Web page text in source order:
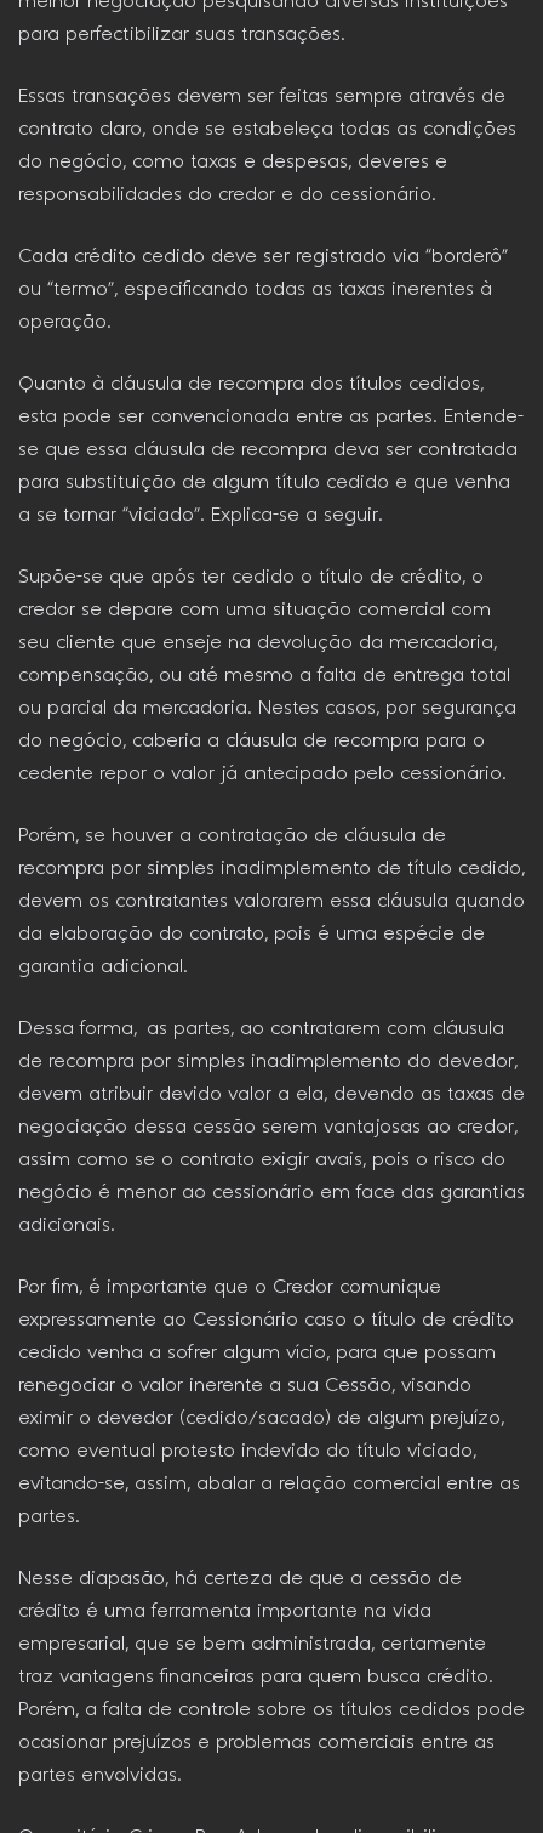
para perfectibilizar suas transações.
Essas transações devem ser feitas sempre através de
contrato claro, onde se estabeleça todas as condições
do negócio, como taxas e despesas, deveres e
responsabilidades do credor e do cessionário.
Cada crédito cedido deve ser registrado via “borderô”
ou “termo”, especificando todas as taxas inerentes à
operação.
Quanto à cláusula de recompra dos títulos cedidos,
esta pode ser convencionada entre as partes. Entende-
se que essa cláusula de recompra deva ser contratada
para substituição de algum título cedido e que venha
a se tornar “viciado”. Explica-se a seguir.
Supõe-se que após ter cedido o título de crédito, o
credor se depare com uma situação comercial com
seu cliente que enseje na devolução da mercadoria,
compensação, ou até mesmo a falta de entrega total
ou parcial da mercadoria. Nestes casos, por segurança
do negócio, caberia a cláusula de recompra para o
cedente repor o valor já antecipado pelo cessionário.
Porém, se houver a contratação de cláusula de
recompra por simples inadimplemento de título cedido,
devem os contratantes valorarem essa cláusula quando
da elaboração do contrato, pois é uma espécie de
garantia adicional.
Dessa forma, as partes, ao contratarem com cláusula
de recompra por simples inadimplemento do devedor,
devem atribuir devido valor a ela, devendo as taxas de
negociação dessa cessão serem vantajosas ao credor,
assim como se o contrato exigir avais, pois o risco do
negócio é menor ao cessionário em face das garantias
adicionais.
Por fim, é importante que o Credor comunique
expressamente ao Cessionário caso o título de crédito
cedido venha a sofrer algum vício, para que possam
renegociar o valor inerente a sua Cessão, visando
eximir o devedor (cedido/sacado) de algum prejuízo,
como eventual protesto indevido do título viciado,
evitando-se, assim, abalar a relação comercial entre as
partes.
Nesse diapasão, há certeza de que a cessão de
crédito é uma ferramenta importante na vida
empresarial, que se bem administrada, certamente
traz vantagens financeiras para quem busca crédito.
Porém, a falta de controle sobre os títulos cedidos pode
ocasionar prejuízos e problemas comerciais entre as
partes envolvidas.